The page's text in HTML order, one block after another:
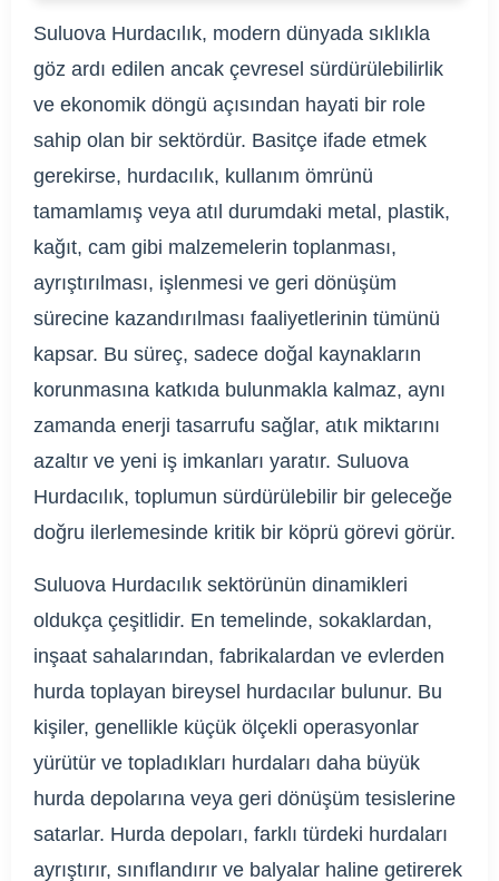
Suluova Hurdacılık, modern dünyada sıklıkla
göz ardı edilen ancak çevresel sürdürülebilirlik
ve ekonomik döngü açısından hayati bir role
sahip olan bir sektördür. Basitçe ifade etmek
gerekirse, hurdacılık, kullanım ömrünü
tamamlamış veya atıl durumdaki metal, plastik,
kağıt, cam gibi malzemelerin toplanması,
ayrıştırılması, işlenmesi ve geri dönüşüm
sürecine kazandırılması faaliyetlerinin tümünü
kapsar. Bu süreç, sadece doğal kaynakların
korunmasına katkıda bulunmakla kalmaz, aynı
zamanda enerji tasarrufu sağlar, atık miktarını
azaltır ve yeni iş imkanları yaratır. Suluova
Hurdacılık, toplumun sürdürülebilir bir geleceğe
doğru ilerlemesinde kritik bir köprü görevi görür.
Suluova Hurdacılık sektörünün dinamikleri
oldukça çeşitlidir. En temelinde, sokaklardan,
inşaat sahalarından, fabrikalardan ve evlerden
hurda toplayan bireysel hurdacılar bulunur. Bu
kişiler, genellikle küçük ölçekli operasyonlar
yürütür ve topladıkları hurdaları daha büyük
hurda depolarına veya geri dönüşüm tesislerine
satarlar. Hurda depoları, farklı türdeki hurdaları
ayrıştırır, sınıflandırır ve balyalar haline getirerek